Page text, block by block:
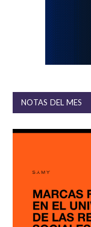
NOTAS DEL MES